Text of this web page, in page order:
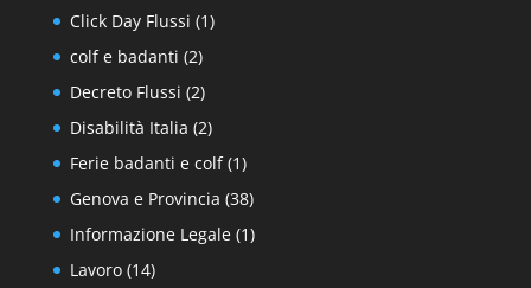
Click Day Flussi (1)
colf e badanti (2)
Decreto Flussi (2)
Disabilità Italia (2)
Ferie badanti e colf(1)
Genova e Provincia (38)
Informazione Legale(1)
Lavoro(14)